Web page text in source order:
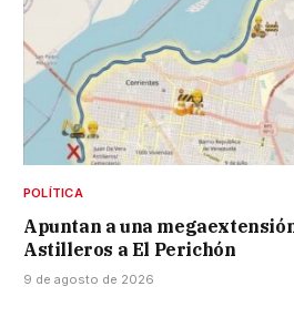
POLÍTICA
Apuntan a una
Astilleros a El Perichón
9 de agosto de 2026